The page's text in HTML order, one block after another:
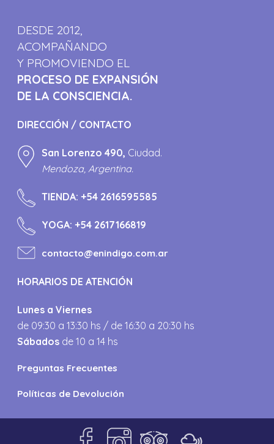
DESDE 2012,
ACOMPAÑANDO
Y PROMOVIENDO EL
PROCESO DE EXPANSIÓN
DE LA CONSCIENCIA.
DIRECCIÓN / CONTACTO
San Lorenzo 490, Ciudad.
Mendoza, Argentina.
TIENDA:+54 2616595585
YOGA:+54 2617166819
contacto@enindigo.com.ar
HORARIOS DE ATENCIÓN
Lunes a Viernes
de 09:30 a 13:30 hs / de 16:30 a 20:30 hs
Sábados de 10 a 14 hs
Preguntas Frecuentes
Políticas de Devolución